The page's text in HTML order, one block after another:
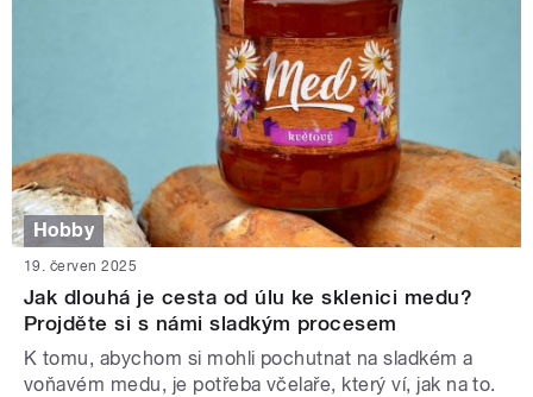
Hobby
19. červen 2025
Jak dlouhá je cesta od úlu ke sklenici medu?
Projděte si s námi sladkým procesem
K tomu, abychom si mohli pochutnat na sladkém a
voňavém medu, je potřeba včelaře, který ví, jak na to.